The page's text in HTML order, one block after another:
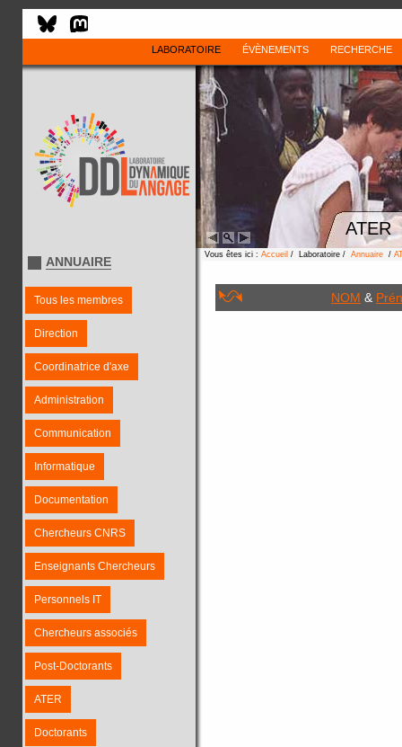
LABORATOIRE ÉVÈNEMENTS RECHERCHE
ATER
ANNUAIRE
Tous les membres
Direction
Coordinatrice d'axe
Administration
Communication
Informatique
Documentation
Chercheurs CNRS
Enseignants Chercheurs
Personnels IT
Chercheurs associés
Post-Doctorants
ATER
Doctorants
Vous êtes ici : Accueil / Laboratoire / Annuaire /
NOM &